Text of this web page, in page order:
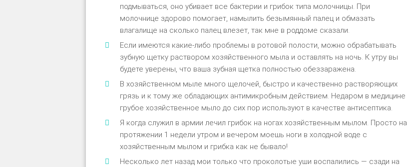
подмываться, оно убивает все бактерии и грибок типа молочницы. При
молочнице здорово помогает, намылить безымянный палец и обмазать
влагалище на сколько палец влезет, так мне в роддоме сказали.
Если имеются какие-либо проблемы в ротовой полости, можно обрабатывать
зубную щетку раствором хозяйственного мыла и оставлять на ночь. К утру вы
будете уверены, что ваша зубная щетка полностью обеззаражена.
В хозяйственном мыле много щелочей, быстро и качественно растворяющих
грязь и к тому же обладающих антимикробным действием. Недаром в медицине
грубое хозяйственное мыло до сих пор используют в качестве антисептика.
Я когда служил в армии лечил грибок на ногах хозяйственным мылом. Просто на
протяжении 1 недели утром и вечером моешь ноги в холодной воде с
хозяйственным мылом и грибка как не бывало!
Несколько лет назад мои только что проколотые уши воспалились — сзади на